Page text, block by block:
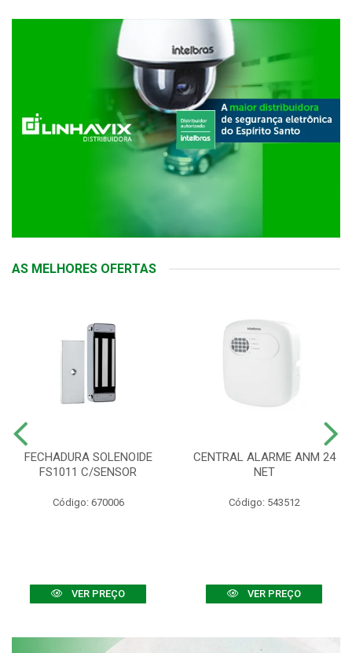
AS MELHORES OFERTAS
FECHADURA SOLENOIDE
FS1011 C/SENSOR
Código: 670006
VER PREÇO
CENTRAL ALARME ANM 24
NET
Código: 543512
VER PREÇO